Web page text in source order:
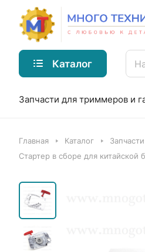
Каталог
Запчасти для триммеров и
Главная Каталог
Стартер в сборе для